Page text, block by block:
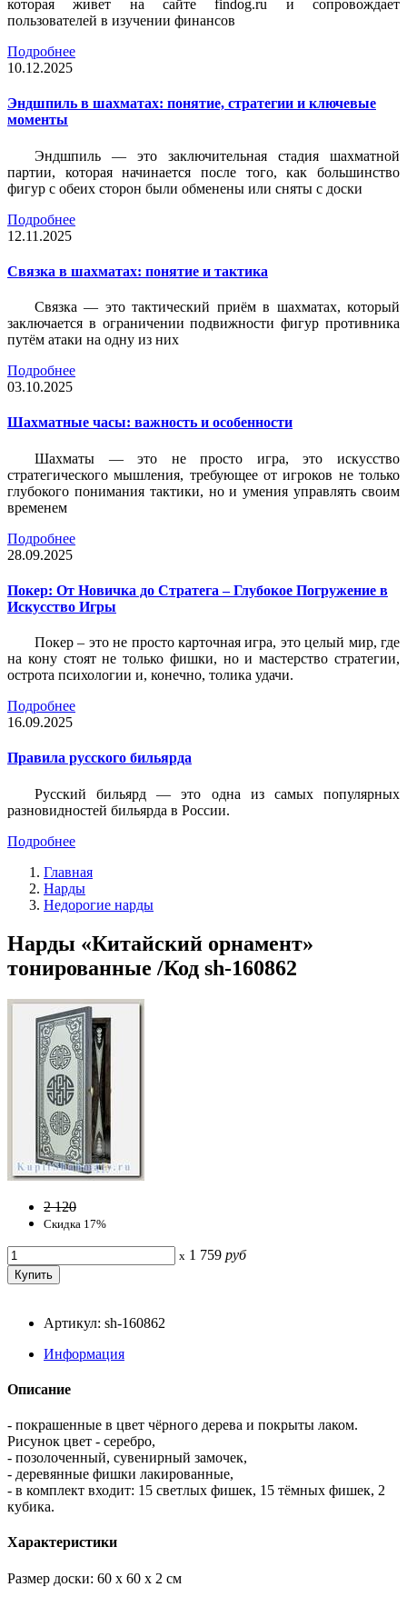
которая живет на сайте findog.ru и сопровождает
пользователей в изучении финансов
Подробнее
10.12.2025
Эндшпиль в шахматах: понятие, стратегии и ключевые
моменты
Эндшпиль — это заключительная стадия шахматной
партии, которая начинается после того, как большинство
фигур с обеих сторон были обменены или сняты с доски
Подробнее
12.11.2025
Связка в шахматах: понятие и тактика
Связка — это тактический приём в шахматах, который
заключается в ограничении подвижности фигур противника
путём атаки на одну из них
Подробнее
03.10.2025
Шахматные часы: важность и особенности
Шахматы — это не просто игра, это искусство
стратегического мышления, требующее от игроков не только
глубокого понимания тактики, но и умения управлять своим
временем
Подробнее
28.09.2025
Покер: От Новичка до Стратега – Глубокое Погружение в
Искусство Игры
Покер – это не просто карточная игра, это целый мир, где
на кону стоят не только фишки, но и мастерство стратегии,
острота психологии и, конечно, толика удачи.
Подробнее
16.09.2025
Правила русского бильярда
Русский бильярд — это одна из самых популярных
разновидностей бильярда в России.
Подробнее
Главная
Нарды
Недорогие нарды
Нарды «Китайский орнамент»
тонированные /Код sh-160862
2 120
Скидка 17%
x 1 759 руб
Артикул: sh-160862
Информация
Описание
- покрашенные в цвет чёрного дерева и покрыты лаком.
Рисунок цвет - серебро,
- позолоченный, сувенирный замочек,
- деревянные фишки лакированные,
- в комплект входит: 15 светлых фишек, 15 тёмных фишек, 2
кубика.
Характеристики
Размер доски: 60 x 60 x 2 см